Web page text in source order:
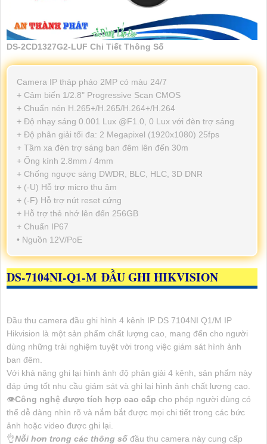
DS-2CD1327G2-LUF Chi Tiết Thông Số
Camera IP tháp pháo 2MP có màu 24/7
+ Cảm biến 1/2.8" Progressive Scan CMOS
+ Chuẩn nén H.265+/H.265/H.264+/H.264
+ Độ nhạy sáng 0.001 Lux @F1.0, 0 Lux với đèn trợ sáng
+ Độ phân giải tối đa: 2 Megapixel (1920x1080) 25fps
+ Tầm xa đèn trợ sáng ban đêm lên đến 30m
+ Ống kính 2.8mm / 4mm
+ Chống ngược sáng DWDR, BLC, HLC, 3D DNR
+ (-U) Hỗ trợ micro thu âm
+ (-F) Hỗ trợ nút reset cứng
+ Hỗ trợ thẻ nhớ lên đến 256GB
+ Chuẩn IP67
• Nguồn 12V/PoE
DS-7104NI-Q1-M ĐẦU GHI HIKVISION
Đầu thu camera đầu ghi hình 4 kênh IP DS 7104NI Q1/M IP
Hikvision là một sản phẩm chất lượng cao, mang đến cho người
dùng những trải nghiệm tuyệt vời trong việc giám sát hình ảnh
ban đêm.
Với khả năng ghi lại hình ảnh độ phân giải 4 kênh, sản phẩm này
đáp ứng tốt nhu cầu giám sát và ghi lại hình ảnh chất lượng cao.
👁Công nghệ được tích hợp cao cấp cho phép người dùng có
thể dễ dàng nhìn rõ và nắm bắt được mọi chi tiết trong các bức
ảnh hoặc video được ghi lại.
👌Nỗi hơn trong các thông số đầu thu camera này cung cấp